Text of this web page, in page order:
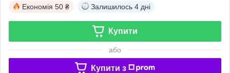
Економія 50 ₴ Залишилось 4 дні
Купити
або
Купити з